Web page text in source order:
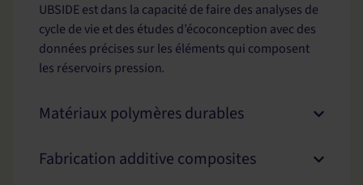
UBSIDE est dans la capacité de faire des analyses de
cycle de vie et des études d’écoconception avec des
données précises sur les éléments qui composent
les réservoirs pression.
Matériaux polymères durables
Fabrication additive composites